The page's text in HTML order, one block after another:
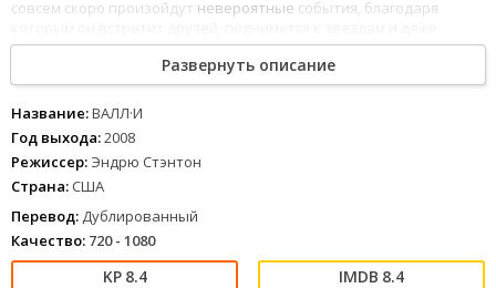
совсем скоро произойдут невероятные события, благодаря
сумеет изменить клучшемусвоих бывших хозяев, совсем
позабывших родную Землю.
1 234 5 6 78
Развернуть описание
Название:ВАЛЛ·И
Год выхода:2008
Режиссер: Эндрю Стэнтон
Страна: США
Перевод: Дублированный
Качество: 720 - 1080
8.4 8.4